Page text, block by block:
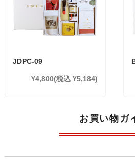
JDPC-09
¥4,800(税込 ¥5,184)
お買い物ガ